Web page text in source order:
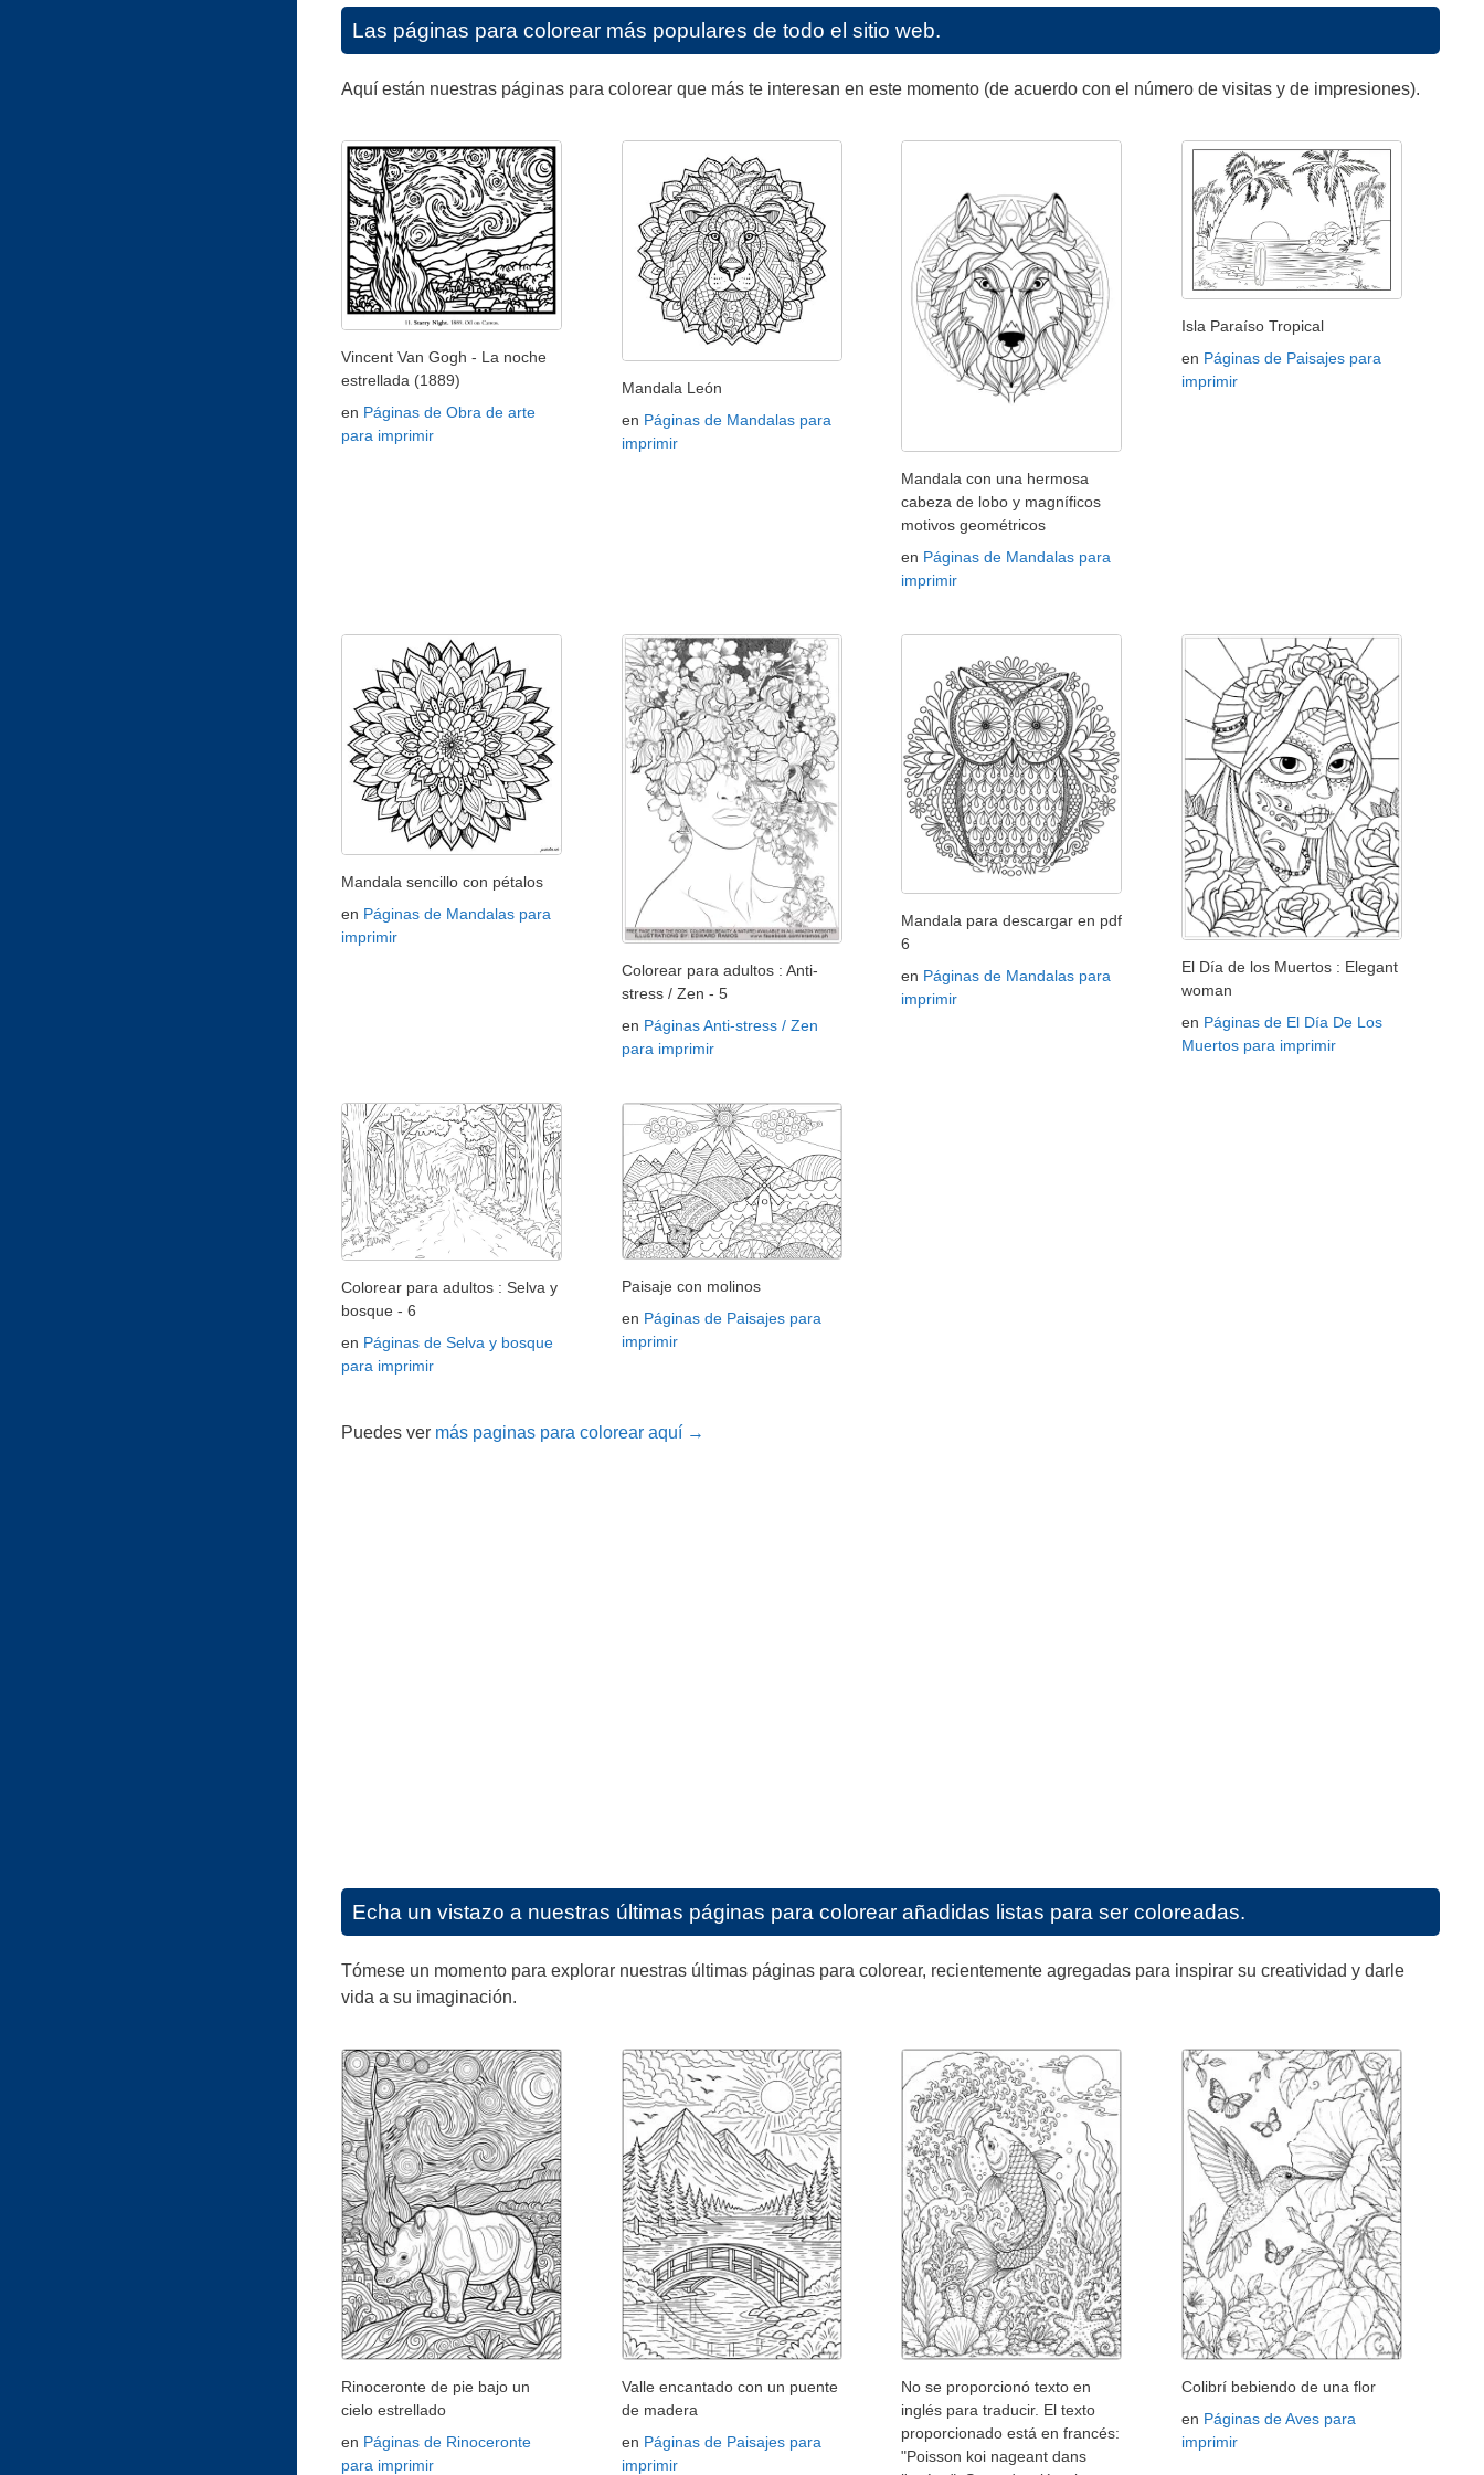
Las páginas para colorear más populares de todo el sitio web.
Aquí están nuestras páginas para colorear que más te interesan en este momento (de acuerdo con el número de visitas y de impresiones).
Vincent Van Gogh - La noche
estrellada (1889)
en Páginas de Obra de arte
para imprimir
Mandala León
en Páginas de Mandalas para
imprimir
Mandala con una hermosa
cabeza de lobo y magníficos
motivos geométricos
en Páginas de Mandalas para
imprimir
Isla Paraíso Tropical
en Páginas de Paisajes para
imprimir
Mandala sencillo con pétalos
en Páginas de Mandalas para
imprimir
Colorear para adultos : Anti-
stress / Zen - 5
en Páginas Anti-stress / Zen
para imprimir
Mandala para descargar en pdf
6
en Páginas de Mandalas para
imprimir
El Día de los Muertos : Elegant
woman
en Páginas de El Día De Los
Muertos para imprimir
Colorear para adultos : Selva y
bosque - 6
en Páginas de Selva y bosque
para imprimir
Paisaje con molinos
en Páginas de Paisajes para
imprimir
Puedes ver más paginas para colorear aquí →
Echa un vistazo a nuestras últimas páginas para colorear añadidas listas para ser coloreadas.
Tómese un momento para explorar nuestras últimas páginas para colorear, recientemente agregadas para inspirar su creatividad y darle
vida a su imaginación.
Rinoceronte de pie bajo un
cielo estrellado
en Páginas de Rinoceronte
para imprimir
Valle encantado con un puente
de madera
en Páginas de Paisajes para
imprimir
No se proporcionó texto en
inglés para traducir. El texto
proporcionado está en francés:
"Poisson koi nageant dans
Colibrí bebiendo de una flor
en Páginas de Aves para
imprimir